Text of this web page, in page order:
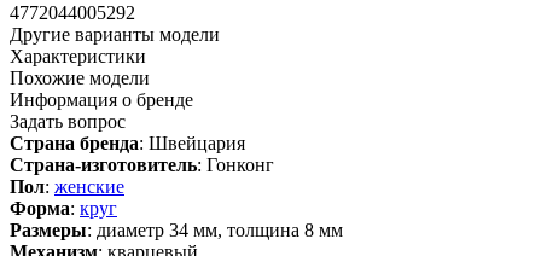
4772044005292
Другие варианты модели
Характеристики
Похожие модели
Информация о бренде
Задать вопрос
Страна бренда: Швейцария
Страна-изготовитель: Гонконг
Пол: женские
Форма: круг
Размеры: диаметр 34 мм, толщина 8 мм
Механизм: кварцевый